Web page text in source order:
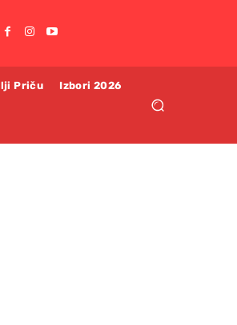
Priču Izbori 2026